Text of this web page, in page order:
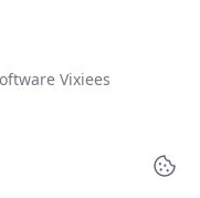
Vixiees